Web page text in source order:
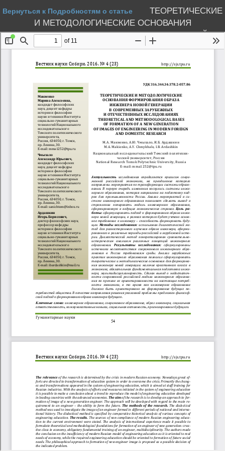
Вернуться к Подробностям о статье
ТЕОРЕТИЧЕСКИЕ
И МЕТОДОЛОГИЧЕСКИЕ ОСНОВАНИЯ
ФОРМИРОВАНИЯ ОБРАЗА ИНЖЕНЕРА НОВОЙ
ГЕНЕРАЦИИ В СОВРЕМЕННЫХ ЗАРУБЕЖНЫХ И